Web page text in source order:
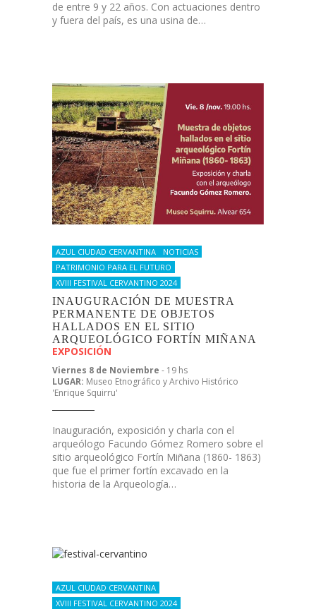
de entre 9 y 22 años. Con actuaciones dentro
y fuera del país, es una usina de…
AZUL CIUDAD CERVANTINA
NOTICIAS
PATRIMONIO PARA EL FUTURO
XVIII FESTIVAL CERVANTINO 2024
INAUGURACIÓN DE MUESTRA
PERMANENTE DE OBJETOS
HALLADOS EN EL SITIO
ARQUEOLÓGICO FORTÍN MIÑANA
EXPOSICIÓN
Viernes 8 de Noviembre - 19 hs
LUGAR: Museo Etnográfico y Archivo Histórico
'Enrique Squirru'
Inauguración, exposición y charla con el
arqueólogo Facundo Gómez Romero sobre el
sitio arqueológico Fortín Miñana (1860- 1863)
que fue el primer fortín excavado en la
historia de la Arqueología…
AZUL CIUDAD CERVANTINA
XVIII FESTIVAL CERVANTINO 2024